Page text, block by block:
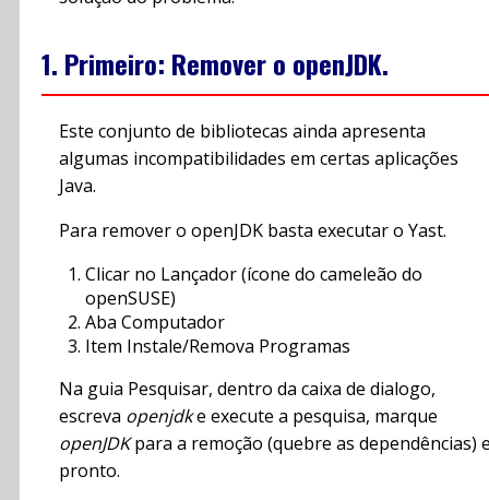
1. Primeiro: Remover o openJDK.
Este conjunto de bibliotecas ainda apresenta
algumas incompatibilidades em certas aplicações
Java.
Para remover o openJDK basta executar o Yast.
Clicar no Lançador (ícone do cameleão do
openSUSE)
Aba Computador
Item Instale/Remova Programas
Na guia Pesquisar, dentro da caixa de dialogo,
escreva openjdke execute a pesquisa, marque
openJDKpara a remoção (quebre as dependências)
pronto.